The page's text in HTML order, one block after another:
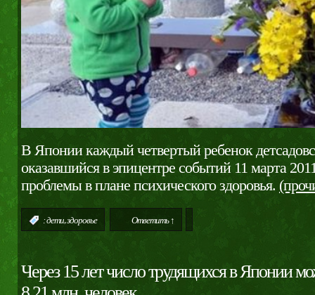
В Японии каждый четвертый ребенок
оказавшийся в эпицентре событий 11 марта
проблемы в плане психического здоровья.
:дети здоровье Ответить ↑
Через 15 лет число трудящихся в Японии